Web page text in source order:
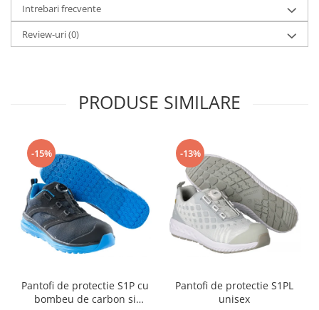
Pantaloni
Pantaloni cu pieptar
Hanorace
Incaltaminte
Incaltaminte de lucru si protectie
Incaltaminte de oras si munte
Echipamente medicale
Manusi de protectie
Accesorii pentru protectia capului
Antifoane
Ochelari de protectie si viziere
Intrebari frecvente
Review-uri(0)
PRODUSE SIMILARE
-15%
Pantofi de protectie S1P cu
bombeu de carbon si
-13%
Pantofi de protectie S1PL
unisex